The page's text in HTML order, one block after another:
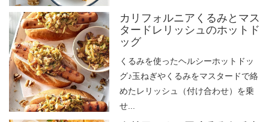
カリフォルニアくるみとマス
タードレリッシュのホットド
ッグ
くるみを使ったヘルシーホットドッ
グ♪玉ねぎやくるみをマスタードで絡
めたレリッシュ（付け合わせ）を乗
せ...